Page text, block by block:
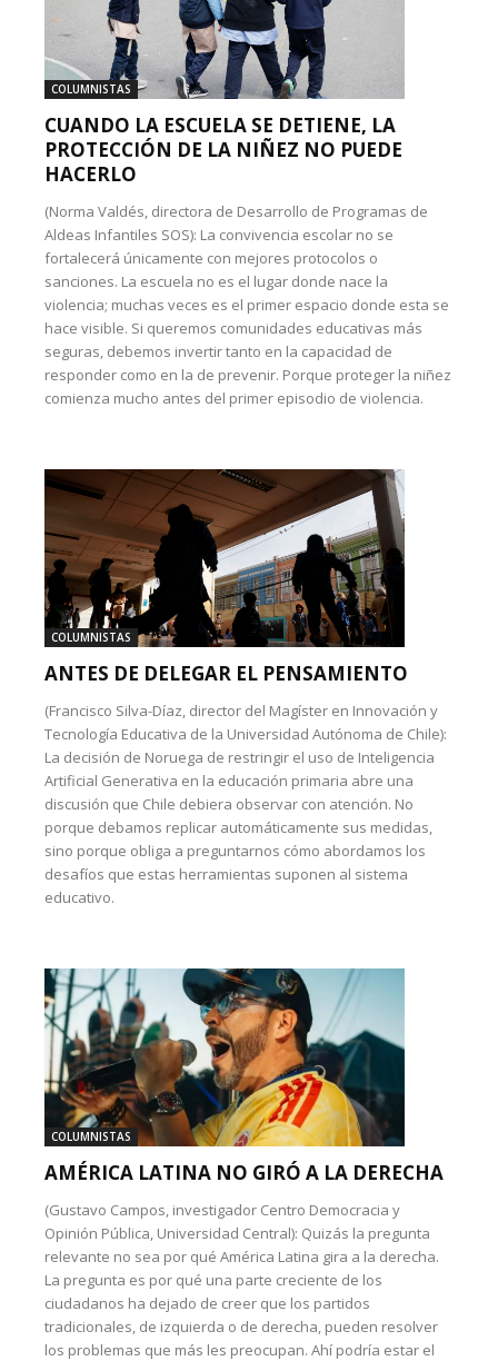
COLUMNISTAS
CUANDO LA ESCUELA SE DETIENE, LA
PROTECCIÓN DE LA NIÑEZ NO PUEDE
HACERLO
(Norma Valdés, directora de Desarrollo de Programas de
Aldeas Infantiles SOS): La convivencia escolar no se
fortalecerá únicamente con mejores protocolos o
sanciones. La escuela no es el lugar donde nace la
violencia; muchas veces es el primer espacio donde esta se
hace visible. Si queremos comunidades educativas más
seguras, debemos invertir tanto en la capacidad de
responder como en la de prevenir. Porque proteger la niñez
comienza mucho antes del primer episodio de violencia.
COLUMNISTAS
ANTES DE DELEGAR EL PENSAMIENTO
(Francisco Silva-Díaz, director del Magíster en Innovación y
Tecnología Educativa de la Universidad Autónoma de Chile):
La decisión de Noruega de restringir el uso de Inteligencia
Artificial Generativa en la educación primaria abre una
discusión que Chile debiera observar con atención. No
porque debamos replicar automáticamente sus medidas,
sino porque obliga a preguntarnos cómo abordamos los
desafíos que estas herramientas suponen al sistema
educativo.
COLUMNISTAS
AMÉRICA LATINA NO GIRÓ A LA DERECHA
(Gustavo Campos, investigador Centro Democracia y
Opinión Pública, Universidad Central): Quizás la pregunta
relevante no sea por qué América Latina gira a la derecha.
La pregunta es por qué una parte creciente de los
ciudadanos ha dejado de creer que los partidos
tradicionales, de izquierda o de derecha, pueden resolver
los problemas que más les preocupan. Ahí podría estar el